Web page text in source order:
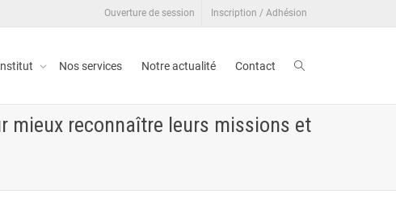
Ouverture de session Inscription / Adhésion
Nos services Notre actualité Contact
mieux reconnaître leurs missions et